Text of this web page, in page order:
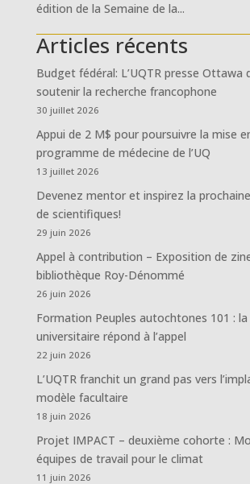
édition de la Semaine de la...
Articles récents
Budget fédéral: L’UQTR presse Ottawa
soutenir la recherche francophone
30 juillet 2026
Appui de 2 M$ pour poursuivre la mise
programme de médecine de l’UQ
13 juillet 2026
Devenez mentor et inspirez la
de scientifiques!
29 juin 2026
Appel à contribution – Exposition de
bibliothèque Roy-Dénommé
26 juin 2026
Formation Peuples autochtones 101 :
universitaire répond à l’appel
22 juin 2026
L’UQTR franchit un grand pas vers
modèle facultaire
18 juin 2026
Projet IMPACT – deuxième cohorte :
équipes de travail pour le climat
11 juin 2026